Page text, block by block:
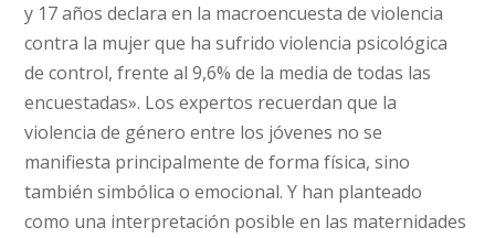
y 17 años declara en la macroencuesta de violencia
contra la mujer que ha sufrido violencia psicológica
de control, frente al 9,6% de la media de todas las
encuestadas». Los expertos recuerdan que la
violencia de género entre los jóvenes no se
manifiesta principalmente de forma física, sino
también simbólica o emocional. Y han planteado
como una interpretación posible en las maternidades